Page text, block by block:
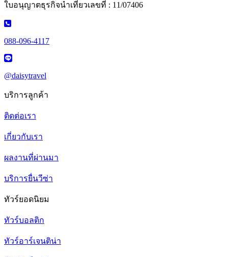
ใบอนุญาตธุรกิจนำเที่ยวเลขที่ : 11/07406
088-096-4117
@daisytravel
บริการลูกค้า
ติดต่อเรา
เกี่ยวกับเรา
ผลงานที่ผ่านมา
บริการยื่นวีซ่า
ทัวร์ยอดนิยม
ทัวร์บอลติก
ทัวร์อาร์เจนติน่า